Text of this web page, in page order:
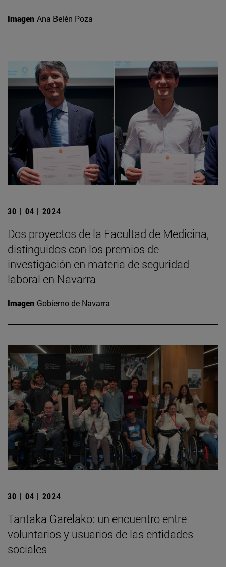
Imagen Ana Belén Poza
30 | 04 | 2024
Dos proyectos de la Facultad de Medicina,
distinguidos con los premios de
investigación en materia de seguridad
laboral en Navarra
Imagen Gobierno de Navarra
30 | 04 | 2024
Tantaka Garelako: un encuentro entre
voluntarios y usuarios de las entidades
sociales